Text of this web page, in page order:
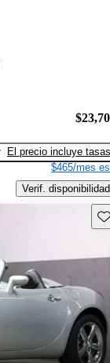
El precio incluye tasas
$465/mes
Verif. disponibilidad